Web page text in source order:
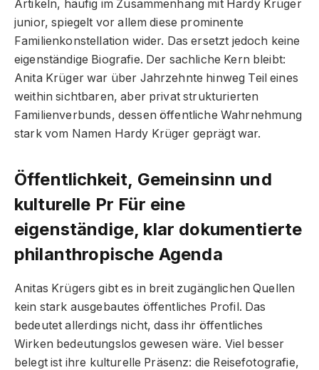
Artikeln, häufig im Zusammenhang mit Hardy Krüger
junior, spiegelt vor allem diese prominente
Familienkonstellation wider. Das ersetzt jedoch keine
eigenständige Biografie. Der sachliche Kern bleibt:
Anita Krüger war über Jahrzehnte hinweg Teil eines
weithin sichtbaren, aber privat strukturierten
Familienverbunds, dessen öffentliche Wahrnehmung
stark vom Namen Hardy Krüger geprägt war.
Öffentlichkeit, Gemeinsinn und
kulturelle Pr Für eine
eigenständige, klar dokumentierte
philanthropische Agenda
Anitas Krügers gibt es in breit zugänglichen Quellen
kein stark ausgebautes öffentliches Profil. Das
bedeutet allerdings nicht, dass ihr öffentliches
Wirken bedeutungslos gewesen wäre. Viel besser
belegt ist ihre kulturelle Präsenz: die Reisefotografie,